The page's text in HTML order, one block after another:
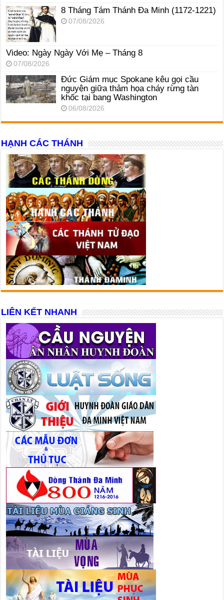
8 Tháng Tám Thánh Ða Minh (1172-1221)
07/08/2026
Video: Ngày Ngày Với Mẹ – Tháng 8
07/08/2026
Đức Giám mục Spokane kêu gọi cầu
nguyện giữa thảm họa cháy rừng tàn
khốc tại bang Washington
06/08/2026
HẠNH CÁC THÁNH
LIÊN KẾT NHANH